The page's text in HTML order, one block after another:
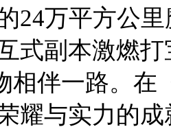
24万平方公
式副本激燃
相伴一路。在
耀与实力的